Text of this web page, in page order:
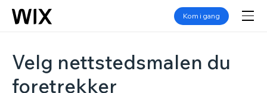
Kom i gang
Velg nettstedsmalen du
foretrekker